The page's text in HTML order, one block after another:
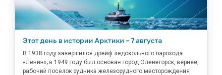
Этот день в истории Арктики – 7 августа
В 1938 году завершился дрейф ледокольного парохода
«Ленин»; в 1949 году был основан город Оленегорск, вернее,
рабочий поселок рудника железорудного месторождения